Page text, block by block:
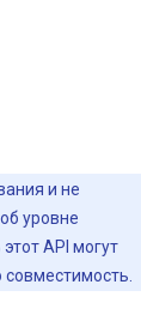
и не
уровне
API могут